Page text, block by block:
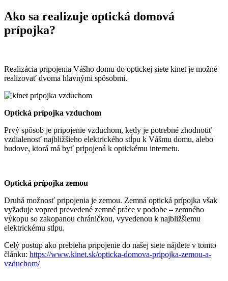
Ako sa realizuje optická domová
prípojka?
Realizácia pripojenia Vášho domu do optickej siete kinet je možné
realizovať dvoma hlavnými spôsobmi.
Optická prípojka vzduchom
Prvý spôsob je pripojenie vzduchom, kedy je potrebné zhodnotiť
vzdialenosť najbližšieho elektrického stĺpu k Vášmu domu, alebo
budove, ktorá má byť pripojená k optickému internetu.
Optická prípojka zemou
Druhá možnosť pripojenia je zemou. Zemná optická prípojka však
vyžaduje vopred prevedené zemné práce v podobe – zemného
výkopu so zakopanou chráničkou, vyvedenou k najbližšiemu
elektrickému stĺpu.
Celý postup ako prebieha pripojenie do našej siete nájdete v tomto
článku: https://www.kinet.sk/opticka-domova-pripojka-zemou-a-
vzduchom/